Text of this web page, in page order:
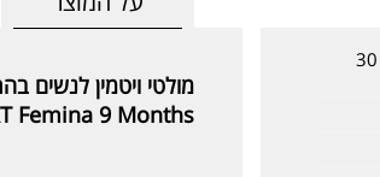
מולטי ויטמין לנשים
Femina 9 Months
אלטמן לנשים בהריון פמינה 9 חודשים 30